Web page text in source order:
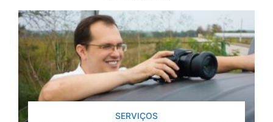
SERVIÇOS